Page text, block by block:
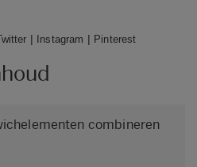
| Instagram | Pinterest
combineren